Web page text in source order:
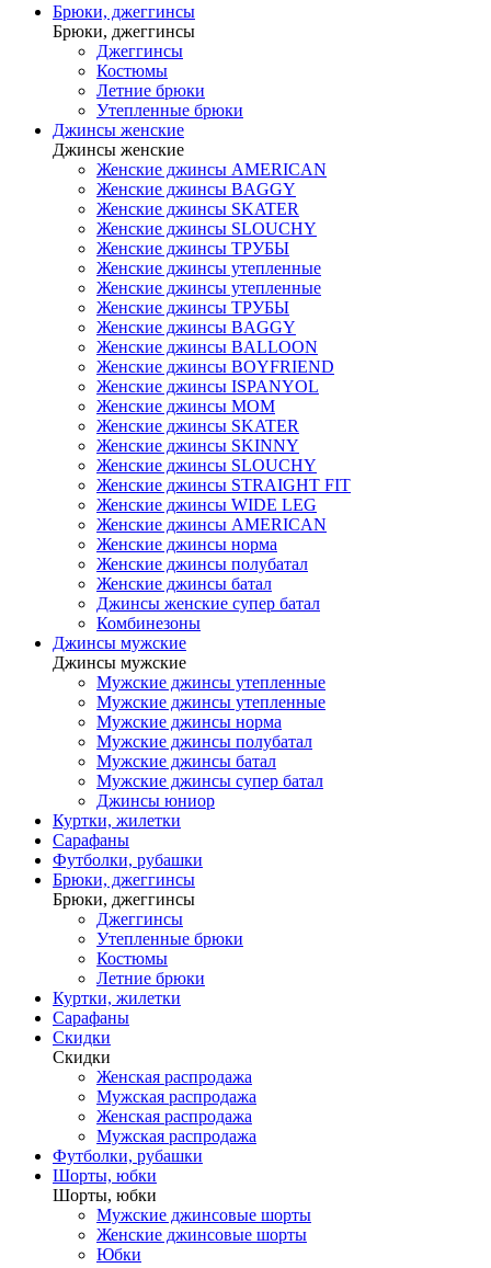
Брюки, джеггинсы
Брюки, джеггинсы
Джеггинсы
Костюмы
Летние брюки
Утепленные брюки
Джинсы женские
Джинсы женские
Женские джинсы AMERICAN
Женские джинсы BAGGY
Женские джинсы SKATER
Женские джинсы SLOUCHY
Женские джинсы ТРУБЫ
Женские джинсы утепленные
Женские джинсы утепленные
Женские джинсы ТРУБЫ
Женские джинсы BAGGY
Женские джинсы BALLOON
Женские джинсы BOYFRIEND
Женские джинсы ISPANYOL
Женские джинсы МОМ
Женские джинсы SKATER
Женские джинсы SKINNY
Женские джинсы SLOUCHY
Женские джинсы STRAIGHT FIT
Женские джинсы WIDE LEG
Женские джинсы AMERICAN
Женские джинсы норма
Женские джинсы полубатал
Женские джинсы батал
Джинсы женские супер батал
Комбинезоны
Джинсы мужские
Джинсы мужские
Мужские джинсы утепленные
Мужские джинсы утепленные
Мужские джинсы норма
Мужские джинсы полубатал
Мужские джинсы батал
Мужские джинсы супер батал
Джинсы юниор
Куртки, жилетки
Сарафаны
Футболки, рубашки
Брюки, джеггинсы
Брюки, джеггинсы
Джеггинсы
Утепленные брюки
Костюмы
Летние брюки
Куртки, жилетки
Сарафаны
Скидки
Скидки
Женская распродажа
Мужская распродажа
Женская распродажа
Мужская распродажа
Футболки, рубашки
Шорты, юбки
Шорты, юбки
Мужские джинсовые шорты
Женские джинсовые шорты
Юбки